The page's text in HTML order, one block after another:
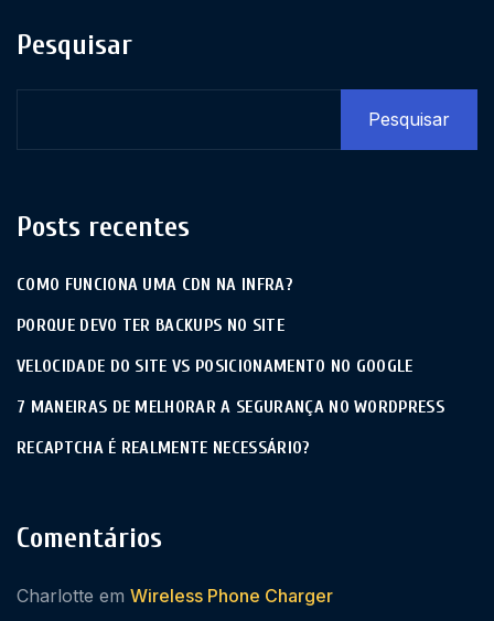
Pesquisar
Pesquisar
Posts recentes
COMO FUNCIONA UMA CDN NA INFRA?
PORQUE DEVO TER BACKUPS NO SITE
VELOCIDADE DO SITE VS POSICIONAMENTO NO GOOGLE
7 MANEIRAS DE MELHORAR A SEGURANÇA NO WORDPRESS
RECAPTCHA É REALMENTE NECESSÁRIO?
Comentários
Charlotte em Wireless Phone Charger